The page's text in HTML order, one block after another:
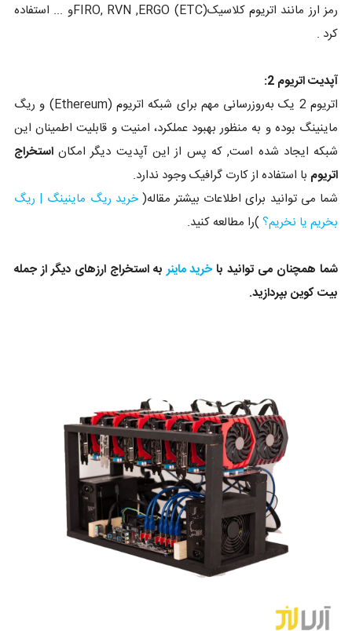
رمز ارز مانند اتریوم کلاسیک(ETC) FIRO, RVN ,ERGOو ... استفاده
کرد .
آپدیت اتریوم 2:
اتریوم 2 یک به‌روزرسانی مهم برای شبکه اتریوم (Ethereum) و ریگ
ماینینگ بوده و به منظور بهبود عملکرد، امنیت و قابلیت اطمینان این
شبکه ایجاد شده است, که پس از این آپدیت دیگر امکاناستخراج
اتریوم با استفاده از کارت گرافیک وجود ندارد.
شما می توانید برای اطلاعات بیشتر مقاله(خرید ریگ ماینینگ | ریگ
بخریم یا نخریم؟)را مطالعه کنید.
شما همچنان می توانید باخرید ماینربه استخراج ارزهای دیگر از جمله
بیت کوین بپردازید.